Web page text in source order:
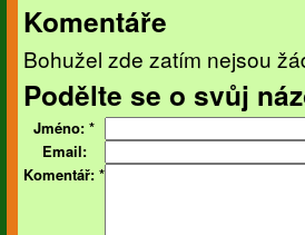
Komentáře
Bohužel zde zatím nejsou
Podělte se o svůj
Jméno: *
Email:
Komentář: *